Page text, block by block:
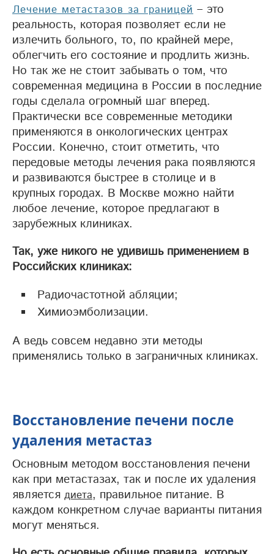
Лечение метастазов за границей – это
реальность, которая позволяет если не
излечить больного, то, по крайней мере,
облегчить его состояние и продлить жизнь.
Но так же не стоит забывать о том, что
современная медицина в России в последние
годы сделала огромный шаг вперед.
Практически все современные методики
применяются в онкологических центрах
России. Конечно, стоит отметить, что
передовые методы лечения рака появляются
и развиваются быстрее в столице и в
крупных городах. В Москве можно найти
любое лечение, которое предлагают в
зарубежных клиниках.
Так, уже никого не удивишь применением в
Российских клиниках:
Радиочастотной абляции;
Химиоэмболизации.
А ведь совсем недавно эти методы
применялись только в заграничных клиниках.
Восстановление печени после
удаления метастаз
Основным методом восстановления печени
как при метастазах, так и после их удаления
является диета, правильное питание. В
каждом конкретном случае варианты питания
могут меняться.